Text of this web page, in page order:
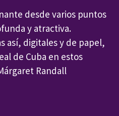
desde varios puntos
y atractiva.
así, digitales y de papel,
de Cuba en estos
Randall